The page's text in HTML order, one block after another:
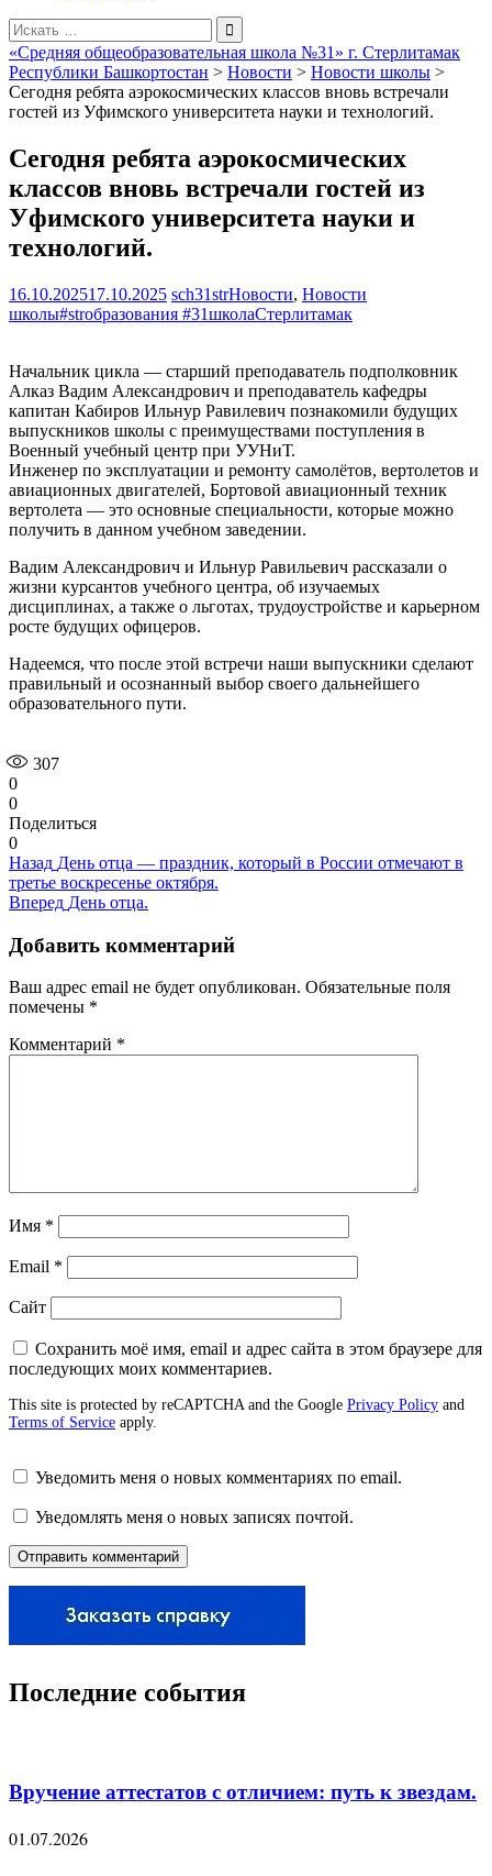
Поиск
для:
«Средняя общеобразовательная школа №31» г. Стерлитамак
Республики Башкортостан > Новости > Новости школы >
Сегодня ребята аэрокосмических классов вновь встречали
гостей из Уфимского университета науки и технологий.
Сегодня ребята аэрокосмических
классов вновь встречали гостей из
Уфимского университета науки и
технологий.
16.10.202517.10.2025 sch31strНовости, Новости
школы#strобразования #31школаСтерлитамак
Начальник цикла — старший преподаватель подполковник
Алказ Вадим Александрович и преподаватель кафедры
капитан Кабиров Ильнур Равилевич познакомили будущих
выпускников школы с преимуществами поступления в
Военный учебный центр при УУНиТ.
Инженер по эксплуатации и ремонту самолётов, вертолетов и
авиационных двигателей, Бортовой авиационный техник
вертолета — это основные специальности, которые можно
получить в данном учебном заведении.
Вадим Александрович и Ильнур Равильевич рассказали о
жизни курсантов учебного центра, об изучаемых
дисциплинах, а также о льготах, трудоустройстве и карьерном
росте будущих офицеров.
Надеемся, что после этой встречи наши выпускники сделают
правильный и осознанный выбор своего дальнейшего
образовательного пути.
307
0
0
Поделиться
0
Навигация
по
Назад Предыдущая
запись:
День отца — праздник, который в России отмечают в
третье воскресенье октября.
Вперед Следующая
День отца.
Добавить комментарий
Ваш адрес email не будет опубликован. Обязательные поля
помечены *
Комментарий *
Имя *
Email *
Сайт
Сохранить моё имя, email и адрес сайта в этом браузере для
последующих моих комментариев.
This site is protected by reCAPTCHA and the Google Privacy Policy and
Terms of Service apply.
Уведомить меня о новых комментариях по email.
Уведомлять меня о новых записях почтой.
Последние события
Вручение аттестатов с отличием: путь к звездам.
01.07.2026